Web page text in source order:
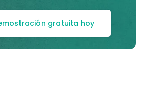
gratuita hoy